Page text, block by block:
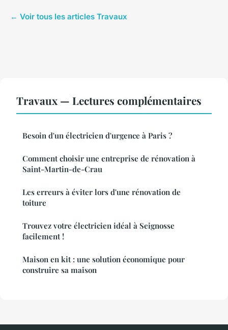
← Voir tous les articles Travaux
Travaux — Lectures complémentaires
Besoin d'un électricien d'urgence à Paris ?
Comment choisir une entreprise de rénovation à
Saint-Martin-de-Crau
Les erreurs à éviter lors d'une rénovation de
toiture
Trouvez votre électricien idéal à Seignosse
facilement !
Maison en kit : une solution économique pour
construire sa maison